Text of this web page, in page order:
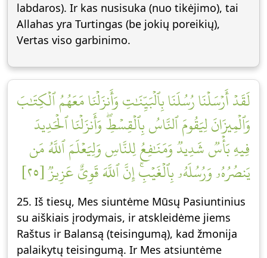
labdaros). Ir kas nusisuka (nuo tikėjimo), tai
Allahas yra Turtingas (be jokių poreikių),
Vertas viso garbinimo.
لَقَدۡ أَرۡسَلۡنَا رُسُلَنَا بِٱلۡبَيِّنَٰتِ وَأَنزَلۡنَا مَعَهُمُ ٱلۡكِتَٰبَ
وَٱلۡمِيزَانَ لِيَقُومَ ٱلنَّاسُ بِٱلۡقِسۡطِۖ وَأَنزَلۡنَا ٱلۡحَدِيدَ
فِيهِ بَأۡسٞ شَدِيدٞ وَمَنَٰفِعُ لِلنَّاسِ وَلِيَعۡلَمَ ٱللَّهُ مَن
يَنصُرُهُۥ وَرُسُلَهُۥ بِٱلۡغَيۡبِۚ إِنَّ ٱللَّهَ قَوِيٌّ عَزِيزٞ [٢٥]
25. Iš tiesų, Mes siuntėme Mūsų Pasiuntinius
su aiškiais įrodymais, ir atskleidėme jiems
Raštus ir Balansą (teisingumą), kad žmonija
palaikytų teisingumą. Ir Mes atsiuntėme